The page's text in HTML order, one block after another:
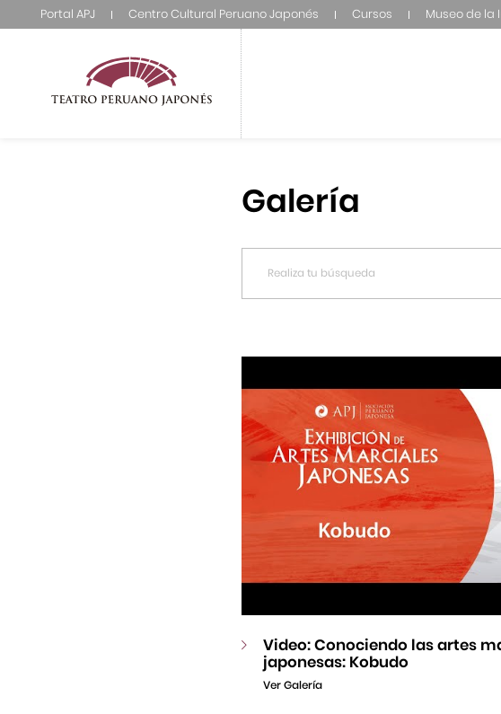
Portal APJ Centro Cultural Peruano Japonés Cursos Museo de la
Galería
Video: Conociendo las artes
japonesas: Kobudo
Ver Galería